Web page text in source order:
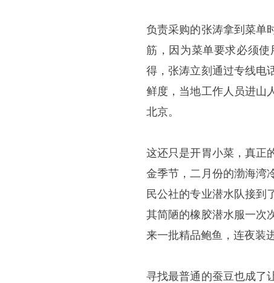
负责采购的张涛拿到菜单
筋，因为菜单要求必须
得，张涛立刻通过专线电
鲜度，当地工作人员进山
北京。
这还只是开胃小菜，真正
金季节，二月份的渤海湾
民公社的专业潜水队接到
其简陋的橡胶潜水服一次
来一批精品鲍鱼，连夜装
寻找最普通的蚕豆也成了